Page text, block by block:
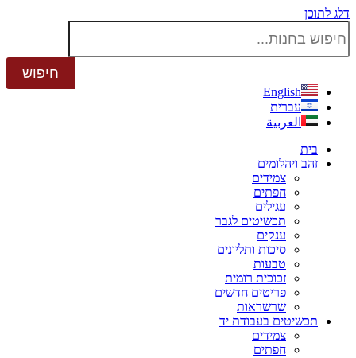
דלג לתוכן
English
עברית
العربية
בית
זהב ויהלומים
צמידים
חפתים
עגילים
תכשיטים לגבר
ענקים
סיכות ותליונים
טבעות
זכוכית רומית
פריטים חדשים
שרשראות
תכשיטים בעבודת יד
צמידים
חפתים